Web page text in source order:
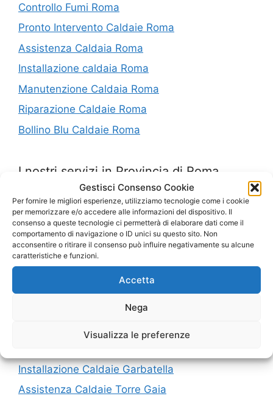
Gestisci Consenso Cookie
Per fornire le migliori esperienze, utilizziamo tecnologie come i cookie
per memorizzare e/o accedere alle informazioni del dispositivo. Il
consenso a queste tecnologie ci permetterà di elaborare dati come il
comportamento di navigazione o ID unici su questo sito. Non
acconsentire o ritirare il consenso può influire negativamente su alcune
caratteristiche e funzioni.
Accetta
Nega
Visualizza le preferenze
Controllo Fumi Roma
Pronto Intervento Caldaie Roma
Assistenza Caldaia Roma
Installazione caldaia Roma
Manutenzione Caldaia Roma
Riparazione Caldaie Roma
Bollino Blu Caldaie Roma
I nostri servizi in Provincia di Roma
Pronto Intervento Caldaie Porta Portese
Controllo Fumi Piazza Bologna Roma
Bollino Blu Viale Marconi Roma
Caldaie Lepanto
Assistenza Caldaie Alberone
Fornitura Caldaie Tor Pagnotta
Installazione Caldaie Ariccia
Installazione Caldaie Garbatella
Assistenza Caldaie Torre Gaia